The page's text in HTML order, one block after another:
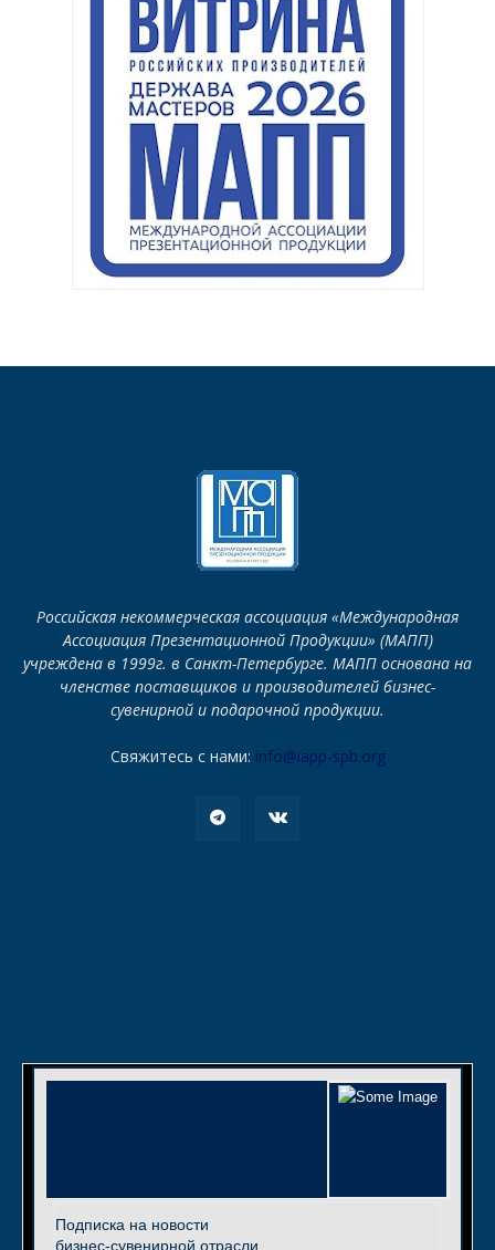
Российская некоммерческая ассоциация «Международная
Ассоциация Презентационной Продукции» (МАПП)
учреждена в 1999г. в Санкт-Петербурге. МАПП основана на
членстве поставщиков и производителей бизнес-
сувенирной и подарочной продукции.
Свяжитесь с нами: info@iapp-spb.org
Подписка на новости
бизнес-сувенирной отрасли